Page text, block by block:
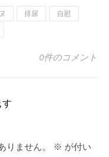
排尿
自慰
0件のコメント
ません。 ※ が付い